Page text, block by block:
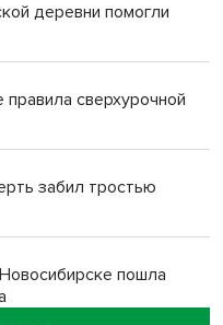
деревни помогли
сверхурочной
забил тростью
пошла